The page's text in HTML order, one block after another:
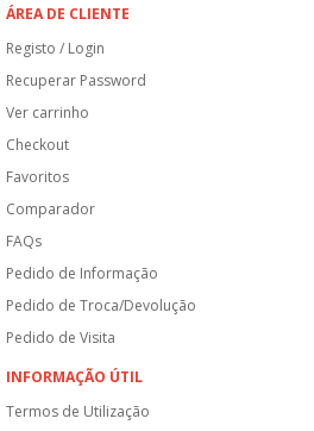
ÁREA DE CLIENTE
Registo / Login
Recuperar Password
Ver carrinho
Checkout
Favoritos
Comparador
FAQs
Pedido de Informação
Pedido de Troca/Devolução
Pedido de Visita
INFORMAÇÃO ÚTIL
Termos de Utilização